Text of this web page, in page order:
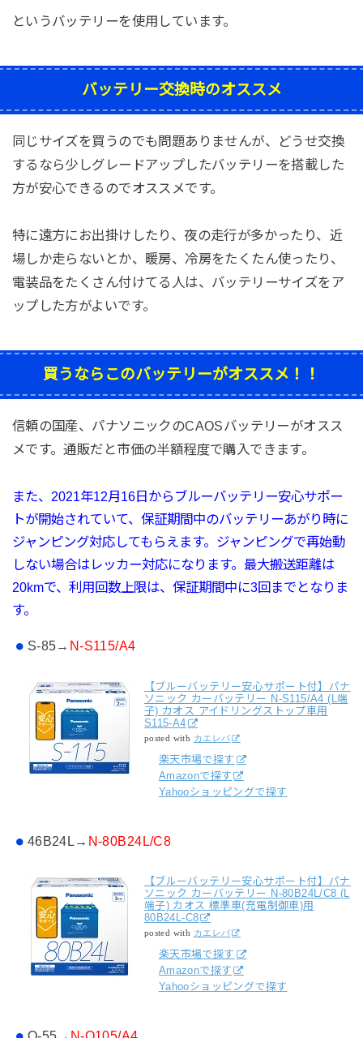
というバッテリーを使用しています。
バッテリー交換時のオススメ
同じサイズを買うのでも問題ありませんが、どうせ交換
するなら少しグレードアップしたバッテリーを搭載した
方が安心できるのでオススメです。
特に遠方にお出掛けしたり、夜の走行が多かったり、近
場しか走らないとか、暖房、冷房をたくたん使ったり、
電装品をたくさん付けてる人は、バッテリーサイズをア
ップした方がよいです。
買うならこのバッテリーがオススメ！！
信頼の国産、パナソニックのCAOSバッテリーがオスス
メです。通販だと市価の半額程度で購入できます。
また、2021年12月16日から ブルーバッテリー安心サポー
トが開始されていて、 保証期間中のバッテリーあがり時に
ジャンピング対応してもらえます。ジャンピングで再始動
しない場合はレッカー対応になります。最大搬送距離は
20kmで、利用回数上限は、保証期間中に3回までとなりま
す。
S-85→ N-S115/A4
【ブルーバッテリー安心サポート付】パナ
ソニック カーバッテリー N-S115/A4 (L端
子) カオス アイドリングストップ車用
S115-A4
posted with カエレバ
楽天市場で探す
Amazonで探す
Yahooショッピングで探す
46B24L→ N-80B24L/C8
【ブルーバッテリー安心サポート付】パナ
ソニック カーバッテリー N-80B24L/C8 (L
端子) カオス 標準車(充電制御車)用
80B24L-C8
posted with カエレバ
楽天市場で探す
Amazonで探す
Yahooショッピングで探す